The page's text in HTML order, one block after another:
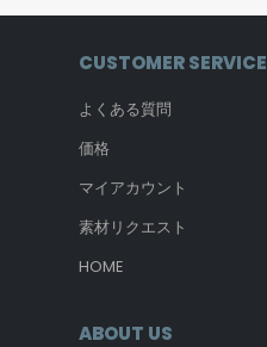
CUSTOMER SERVICE
よくある質問
価格
マイアカウント
素材リクエスト
HOME
ABOUT US